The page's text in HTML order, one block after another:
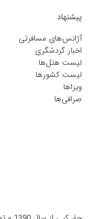
پیشنهاد
آژانس‌های مسافرتی
اخبار گردشگری
لیست هتل‌ها
لیست کشورها
ویزاها
صرافی‌ها